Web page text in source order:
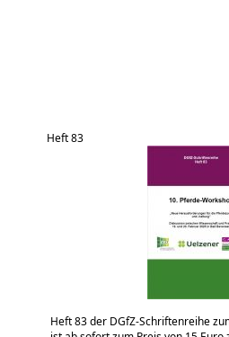
Heft 83
Heft 83 der DGfZ-Schriftenreihe